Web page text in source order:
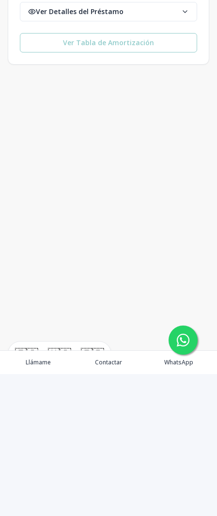
🇪🇸 🇺🇸 🇫🇷
Ver Detalles del Préstamo
Ver Tabla de Amortización
Llámame Contactar WhatsApp